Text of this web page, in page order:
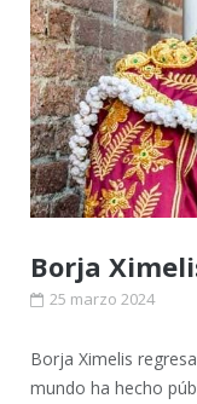
Borja
25 marzo 2024
Borja Ximelis
mundo ha hecho